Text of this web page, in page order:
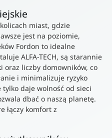
miast, gdzie
jest na poziomie,
Fordon to idealne
ALFA-TECH, są starannie
oraz liczby domowników, co
i minimalizuje ryzyko
daje wolność od sieci
dbać o naszą planetę.
łączy komfort z